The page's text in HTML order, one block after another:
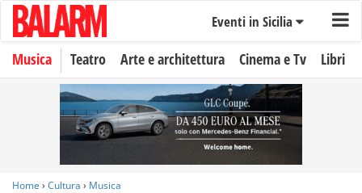
Eventi in Sicilia
Musica Teatro Arte e architettura Cinema e Tv Libri
Home › Cultura › Musica